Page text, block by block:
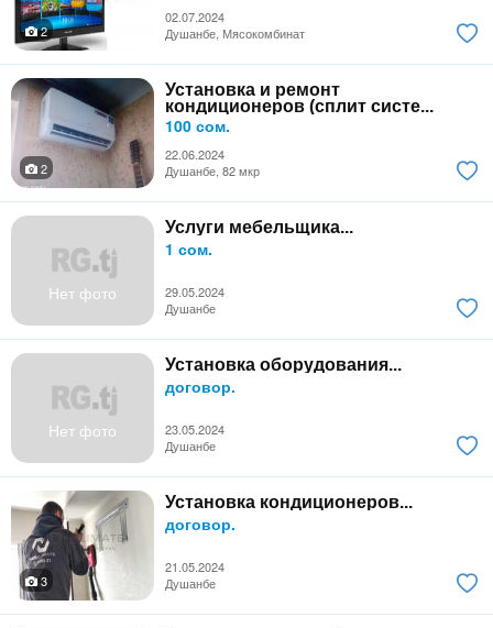
02.07.2024
2
Душанбе, Мясокомбинат
Установка и ремонт
кондиционеров (сплит систе...
100 сом.
22.06.2024
2
Душанбе, 82 мкр
Нет фото
Услуги мебельщика...
1 сом.
29.05.2024
Душанбе
Нет фото
Установка оборудования...
договор.
23.05.2024
Душанбе
Установка кондиционеров...
договор.
21.05.2024
3
Душанбе